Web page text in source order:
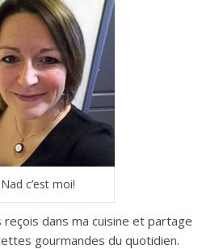
Nad c’est moi!
dans ma cuisine et partage
gourmandes du quotidien.